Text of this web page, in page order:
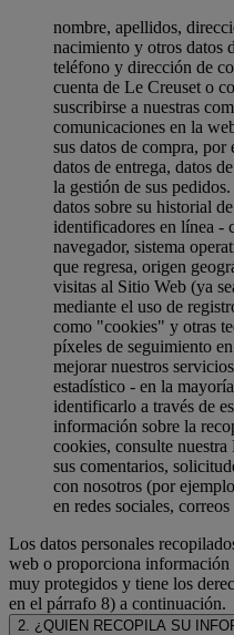
nombre, apellidos,
nacimiento y otros datos
teléfono y dirección de
cuenta de Le Creuset o
suscribirse a nuestras
comunicaciones en la
sus datos de compra,
datos de entrega, datos
la gestión de sus pedidos.
datos sobre su historial
identificadores en línea -
navegador, sistema
que regresa, origen
visitas al Sitio Web (ya
mediante el uso de
como "cookies" y otras
píxeles de seguimiento
mejorar nuestros
estadístico - en la
identificarlo a través de
información sobre la
cookies, consulte
sus comentarios,
con nosotros (por
en redes sociales,
Los datos personales
web o proporciona información
muy protegidos y tiene los
en el párrafo 8) a continuación.
2. ¿QUIEN RECOPILA SU